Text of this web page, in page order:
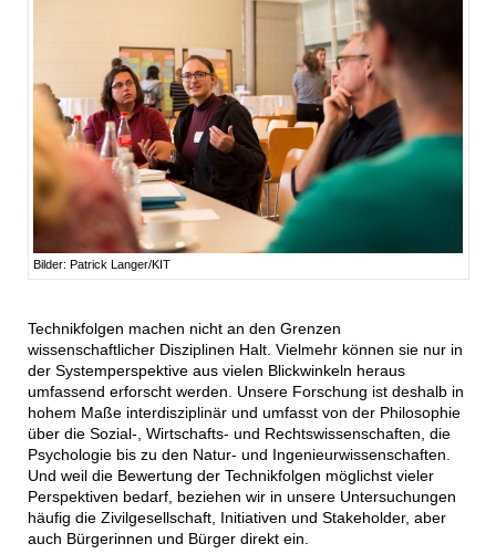
Bilder: Patrick Langer/KIT
Technikfolgen machen nicht an den Grenzen
wissenschaftlicher Disziplinen Halt. Vielmehr können sie nur in
der Systemperspektive aus vielen Blickwinkeln heraus
umfassend erforscht werden. Unsere Forschung ist deshalb in
hohem Maße interdisziplinär und umfasst von der Philosophie
über die Sozial-, Wirtschafts- und Rechtswissenschaften, die
Psychologie bis zu den Natur- und Ingenieurwissenschaften.
Und weil die Bewertung der Technikfolgen möglichst vieler
Perspektiven bedarf, beziehen wir in unsere Untersuchungen
häufig die Zivilgesellschaft, Initiativen und Stakeholder, aber
auch Bürgerinnen und Bürger direkt ein.